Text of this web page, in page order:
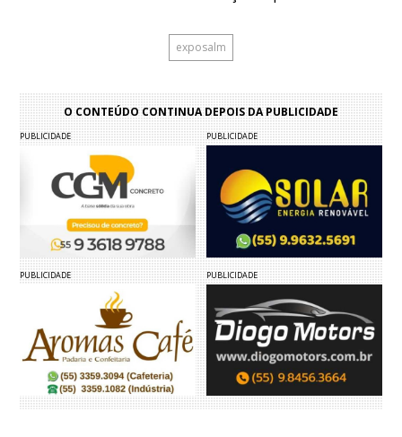
exposalm
O CONTEÚDO CONTINUA DEPOIS DA PUBLICIDADE
PUBLICIDADE PUBLICIDADE
PUBLICIDADE PUBLICIDADE